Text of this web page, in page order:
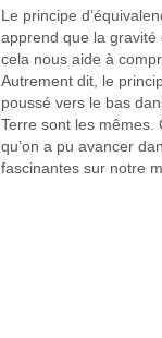
Le principe
apprend que la gravité
cela nous aide à
Autrement dit, le
poussé vers le bas
Terre sont les mêmes.
qu’on a pu avancer
fascinantes sur notre